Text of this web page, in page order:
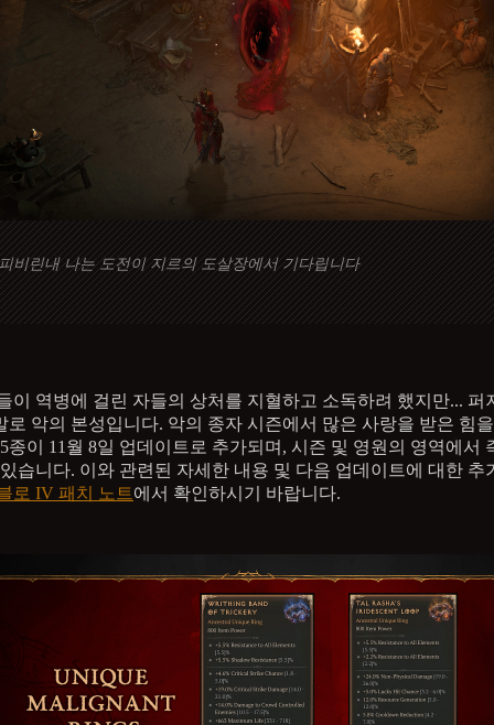
비린내 나는 도전이 지르의 도살장에서 기다립니다
이 역병에 걸린 자들의 상처를 지혈하고 소독하려 했지만... 퍼
로 악의 본성입니다. 악의 종자 시즌에서 많은 사랑을 받은 힘
종이 11월 8일 업데이트로 추가되며, 시즌 및 영원의 영역에서
습니다. 이와 관련된 자세한 내용 및 다음 업데이트에 대한 추
로 IV 패치 노트 에서 확인하시기 바랍니다.